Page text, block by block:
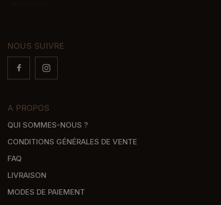
NOUS SUIVRE
A PROPOS
QUI SOMMES-NOUS ?
CONDITIONS GÉNÉRALES DE VENTE
FAQ
LIVRAISON
MODES DE PAIEMENT